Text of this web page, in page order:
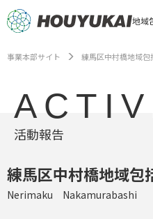
地域
事業本部サイト 練馬区中村橋地域包
活動報告
練馬区中村橋地域包
Nerimaku Nakamurabashi